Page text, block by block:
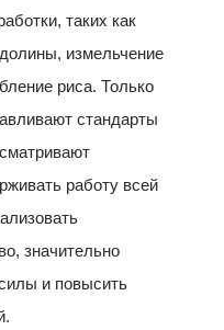
таких как
измельчение
риса. Только
стандарты
работу всей
значительно
и повысить